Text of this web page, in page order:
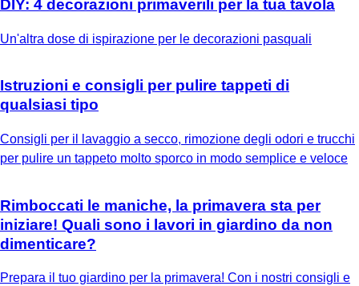
DIY: 4 decorazioni primaverili per la tua tavola
Un'altra dose di ispirazione per le decorazioni pasquali
Istruzioni e consigli per pulire tappeti di
qualsiasi tipo
Consigli per il lavaggio a secco, rimozione degli odori e trucchi
per pulire un tappeto molto sporco in modo semplice e veloce
Rimboccati le maniche, la primavera sta per
iniziare! Quali sono i lavori in giardino da non
dimenticare?
Prepara il tuo giardino per la primavera! Con i nostri consigli e